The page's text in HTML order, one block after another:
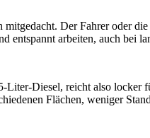
Der Fahrer oder
entspannt arbeiten, auch bei
Diesel, reicht also locker
Flächen, weniger